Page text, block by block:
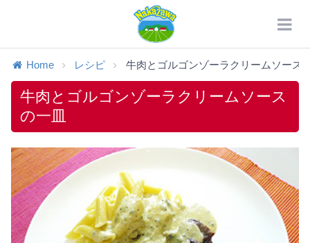
Home レシピ 牛肉とゴルゴンゾーラクリームソース
牛肉とゴルゴンゾーラクリームソース
の一皿